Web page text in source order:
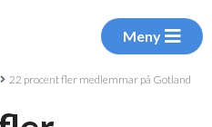
Meny
22 procent fler medlemmar på Gotland